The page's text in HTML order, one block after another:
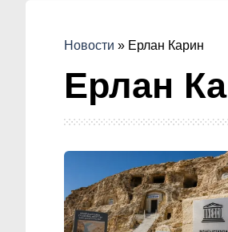
Новости » Ерлан Карин
Ерлан